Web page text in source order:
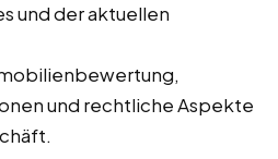
und der aktuellen
und rechtliche Aspekte